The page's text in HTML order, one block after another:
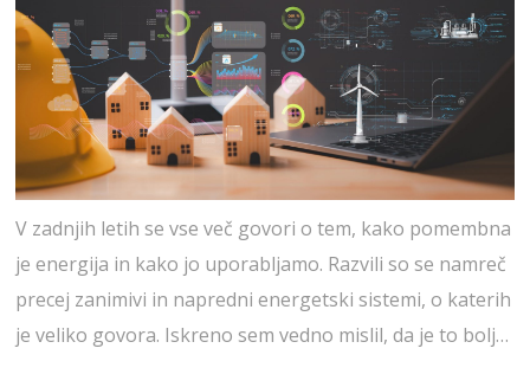
V zadnjih letih se vse več govori o tem, kako pomembna
je energija in kako jo uporabljamo. Razvili so se namreč
precej zanimivi in napredni energetski sistemi, o katerih
je veliko govora. Iskreno sem vedno mislil, da je to bolj…